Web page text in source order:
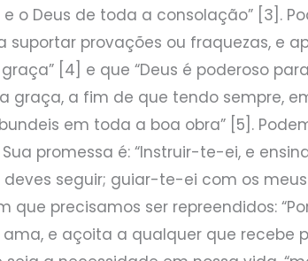
o Deus de toda a consolação” [3].
suportar provações ou fraquezas, e
graça” [4] e que “Deus é poderoso
graça, a fim de que tendo sempre,
em toda a boa obra” [5].
promessa é: “Instruir-te-ei, e
seguir; guiar-te-ei com os meus
que precisamos ser repreendidos:
e açoita a qualquer que recebe